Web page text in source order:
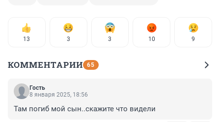
13 3 3 10 9
КОММЕНТАРИИ 65
Гость
8 января 2025, 18:56
Там погиб мой сын..скажите что видели